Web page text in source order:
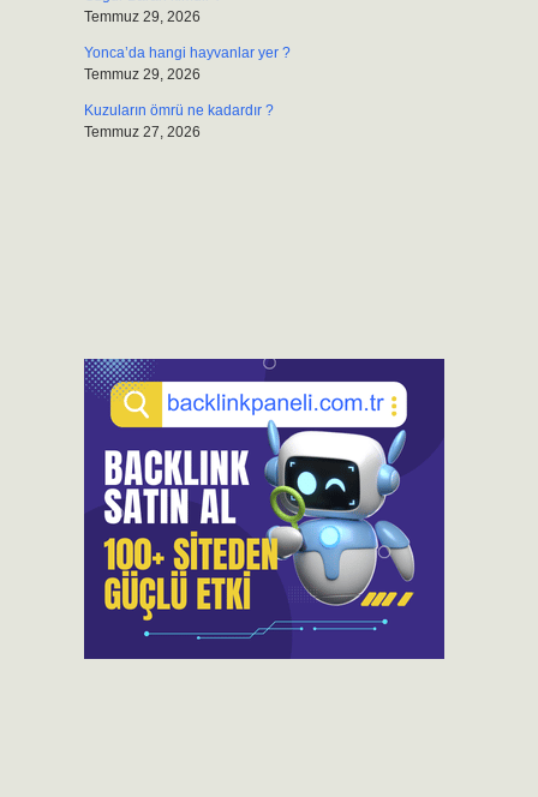
Temmuz 29, 2026
Yonca’da hangi hayvanlar yer ?
Temmuz 29, 2026
Kuzuların ömrü ne kadardır ?
Temmuz 27, 2026